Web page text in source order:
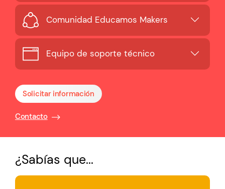
Comunidad Educamos Makers
Equipo de soporte técnico
Solicitar información
Contacto
¿Sabías que...